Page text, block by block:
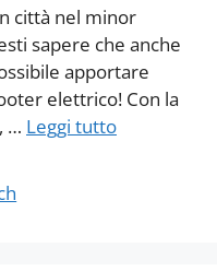
città nel minor
sapere che anche
apportare
elettrico! Con la
… Leggi tutto